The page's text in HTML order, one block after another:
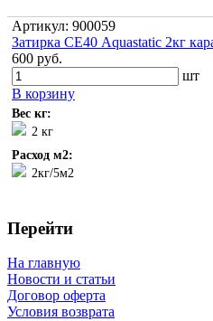
Артикул: 900059
Затирка СЕ40 Aquastatic 2кг
600 руб.
шт
В корзину
Вес кг:
2 кг
Расход м2:
2кг/5м2
Перейти
На главную
Новости и статьи
Договор оферта
Условия возврата